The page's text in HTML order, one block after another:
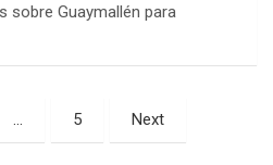
sobre Guaymallén para
… 5 Next